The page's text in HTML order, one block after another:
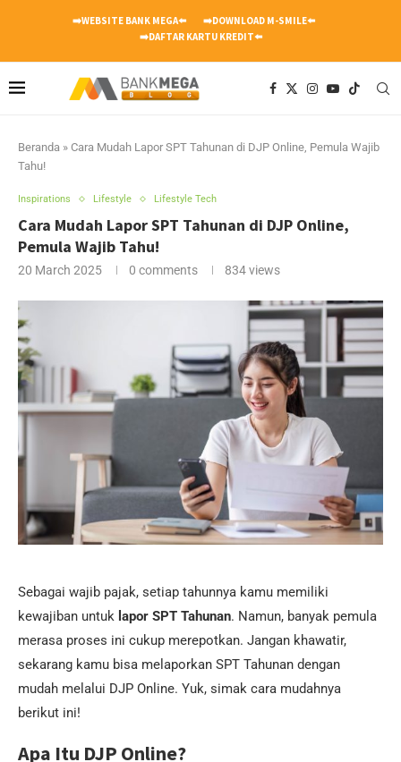
➡️WEBSITE BANK MEGA⬅️
➡️DOWNLOAD M-SMILE⬅️
➡️DAFTAR KARTU KREDIT⬅️
Beranda » Cara Mudah Lapor SPT Tahunan di DJP Online, Pemula Wajib
Tahu!
Inspirations Lifestyle Lifestyle Tech
Cara Mudah Lapor SPT Tahunan di DJP Online,
Pemula Wajib Tahu!
20 March 2025 0 comments 834views
Sebagai wajib pajak, setiap tahunnya kamu memiliki
kewajiban untuk lapor SPT Tahunan. Namun, banyak pemula
merasa proses ini cukup merepotkan. Jangan khawatir,
sekarang kamu bisa melaporkan SPT Tahunan dengan
mudah melalui DJP Online. Yuk, simak cara mudahnya
berikut ini!
Apa Itu DJP Online?